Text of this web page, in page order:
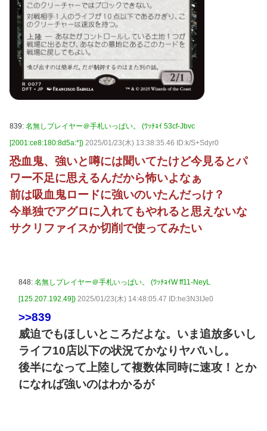
839: 名無しプレイヤー＠手札いっぱい。 (ﾜｯﾁｮｲ 53cf-Jbvc
[2001:ce8:180:8d5a:*]) 2025/01/23(木) 13:38:35.46 ID:k/S+Sdyr0
恐血鬼、強いと噂には聞いてたけど今見るとパ
ワー不足に思えるんだから怖いよなぁ
前は吸血鬼ロードに強いのいたんだっけ？
今単独でアグロに入れてもやれると思えないな
サクリファイスか切削で使ってみたい
848: 名無しプレイヤー＠手札いっぱい。 (ﾜｯﾁｮｲW ff11-NeyL
[125.207.192.49]) 2025/01/23(木) 14:48:05.47 ID:he3N3IJe0
>>839
威迫でもほしいところだよな。いま追放多いし
ライフ10店以下の状況てかなりヤバいし。
後半になって上陸して複数体同時に速攻！とか
になれば強いのはわかるが